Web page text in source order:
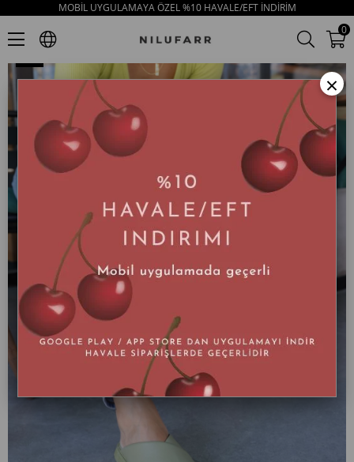
MOBİL UYGULAMAYA ÖZEL %10 HAVALE/EFT İNDİRİM
0
Denisa Avakado Hakiki Deri Kadın Terlik
×